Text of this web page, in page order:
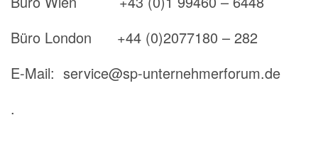
Büro London +44 (0)2077180 – 282
E-Mail: service@sp-unternehmerforum.de
.